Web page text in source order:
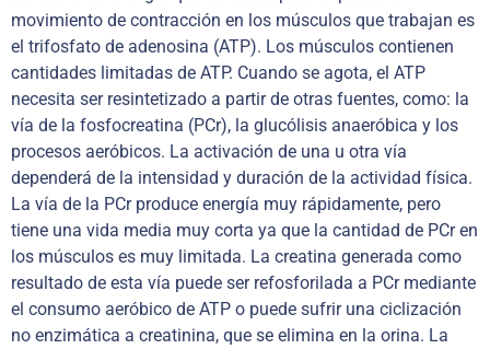
movimiento de contracción en los músculos que trabajan es
el trifosfato de adenosina (ATP). Los músculos contienen
cantidades limitadas de ATP. Cuando se agota, el ATP
necesita ser resintetizado a partir de otras fuentes, como: la
vía de la fosfocreatina (PCr), la glucólisis anaeróbica y los
procesos aeróbicos. La activación de una u otra vía
dependerá de la intensidad y duración de la actividad física.
La vía de la PCr produce energía muy rápidamente, pero
tiene una vida media muy corta ya que la cantidad de PCr en
los músculos es muy limitada. La creatina generada como
resultado de esta vía puede ser refosforilada a PCr mediante
el consumo aeróbico de ATP o puede sufrir una ciclización
no enzimática a creatinina, que se elimina en la orina. La